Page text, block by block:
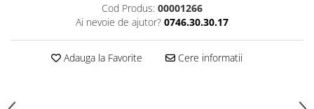
Cod Produs: 00001266
Ai nevoie de ajutor? 0746.30.30.17
Adauga la Favorite Cere informatii